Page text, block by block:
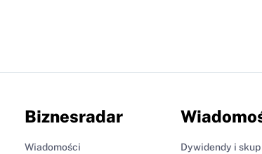
Biznesradar
Wiadomości Dywidendy i